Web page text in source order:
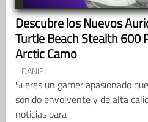
Descubre los Nuevos
Turtle Beach Stealth 600
Arctic Camo
DANIEL
Si eres un gamer apasionado
sonido envolvente y de alta
noticias para